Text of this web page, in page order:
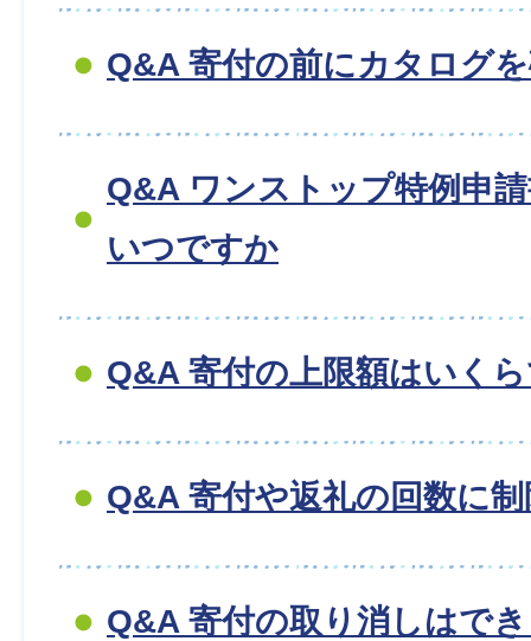
Q&A 寄付の前にカタログ
Q&A ワンストップ特例申
いつですか
Q&A 寄付の上限額はいく
Q&A 寄付や返礼の回数に
Q&A 寄付の取り消しはで